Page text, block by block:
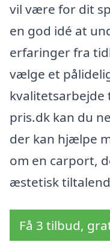
vil være for dit
en god idé at
erfaringer fra
vælge et
kvalitetsarbejde
pris.dk kan du
der kan hjælpe
om en carport,
æstetisk
Få 3 tilbud,